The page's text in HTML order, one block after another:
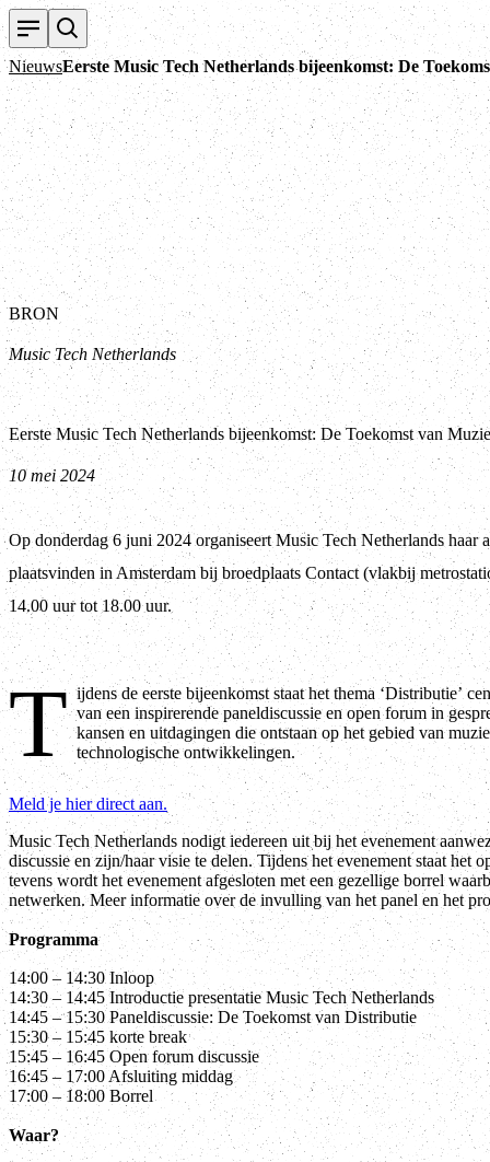
NieuwsEerste Music Tech Netherlands bijeenkomst: De
BRON
Music Tech Netherlands
Eerste Music Tech Netherlands bijeenkomst: De Toekomst van
10 mei 2024
Op donderdag 6 juni 2024 organiseert Music Tech Netherlands haar
plaatsvinden in Amsterdam bij broedplaats Contact (vlakbij
14.00 uur tot 18.00 uur.
T ijdens de eerste bijeenkomst staat het thema ‘Distributie’
van een inspirerende paneldiscussie en open forum in
kansen en uitdagingen die ontstaan op het gebied van
technologische ontwikkelingen.
Meld je hier direct aan.
Music Tech Netherlands nodigt iedereen uit bij het evenement
discussie en zijn/haar visie te delen. Tijdens het evenement staat het
tevens wordt het evenement afgesloten met een gezellige borrel
netwerken. Meer informatie over de invulling van het panel en het
Programma
14:00 – 14:30 Inloop
14:30 – 14:45 Introductie presentatie Music Tech Netherlands
14:45 – 15:30 Paneldiscussie: De Toekomst van Distributie
15:30 – 15:45 korte break
15:45 – 16:45 Open forum discussie
16:45 – 17:00 Afsluiting middag
17:00 – 18:00 Borrel
Waar?